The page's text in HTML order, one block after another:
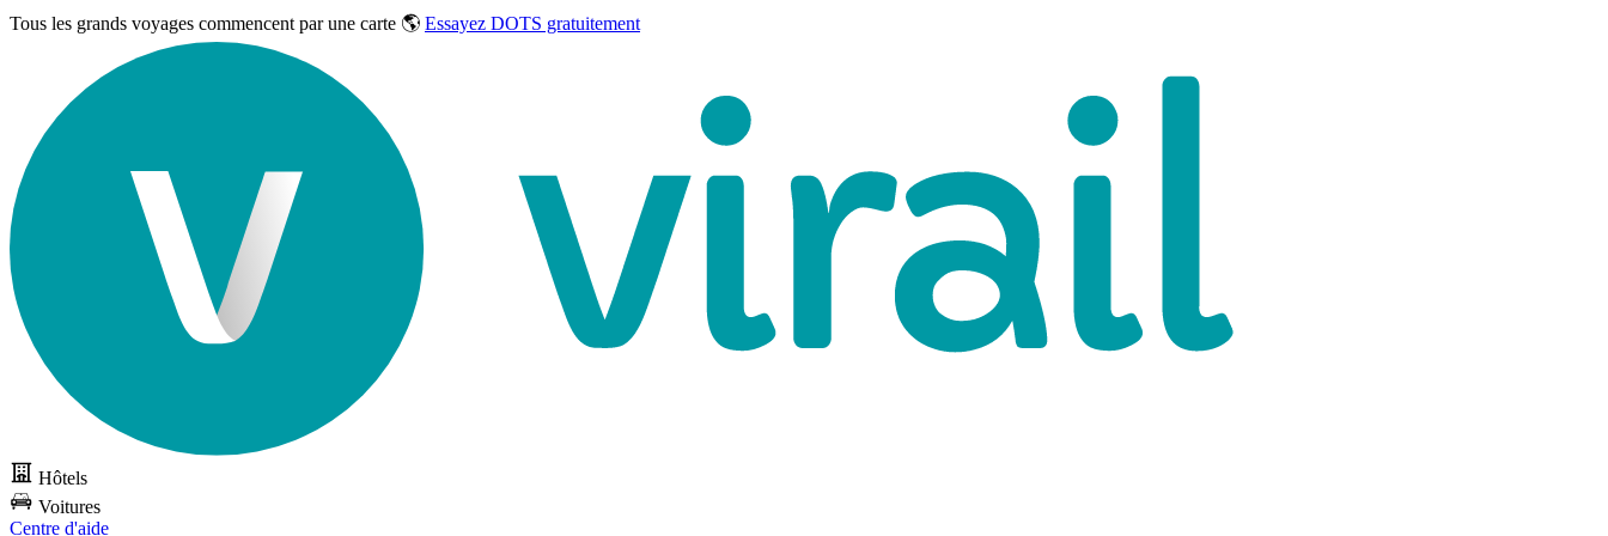
Tous les grands voyages commencent par une carte 🌎 Essayez DOTS gratuitement
Hôtels
Voitures
Centre d'aide